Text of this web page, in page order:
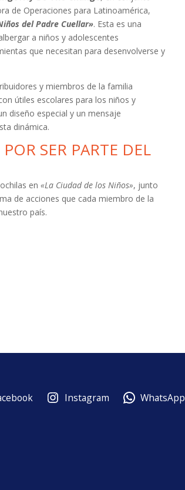
de Operaciones para Latinoamérica,
del Padre Cuellar». Esta es una
a niños y adolescentes
que necesitan para desenvolverse y
y miembros de la familia
útiles escolares para los niños y
diseño especial y un mensaje
dinámica.
SER PARTE DEL
en«La Ciudad de los Niños», junto
de acciones que cada miembro de la
país.
Instagram WhatsApp